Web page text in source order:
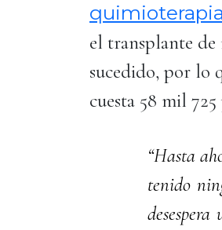
el transplante de
sucedido, por lo
cuesta 58 mil 725
“Hasta
tenido